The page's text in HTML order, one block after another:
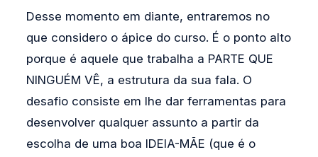
Desse momento em diante, entraremos no
que considero o ápice do curso. É o ponto alto
porque é aquele que trabalha a PARTE QUE
NINGUÉM VÊ, a estrutura da sua fala. O
desafio consiste em lhe dar ferramentas para
desenvolver qualquer assunto a partir da
escolha de uma boa IDEIA-MÃE (que é o